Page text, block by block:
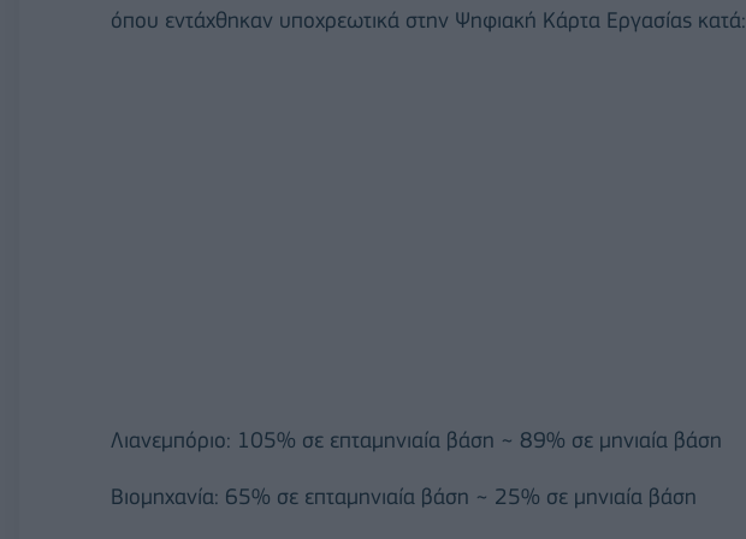
όπου εντάχθηκαν υποχρεωτικά στην Ψηφιακή Κάρτα Εργασίας κατά:
Λιανεμπόριο: 105% σε επταμηνιαία βάση ~ 89% σε μηνιαία βάση
Βιομηχανία: 65% σε επταμηνιαία βάση ~ 25% σε μηνιαία βάση